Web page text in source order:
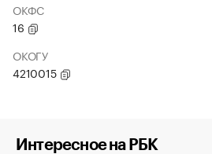
ОКФС
16
ОКОГУ
4210015
Интересное на РБК